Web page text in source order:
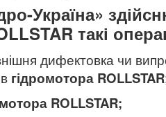
Україна»
такі
дифектовка чи
гідромотора ROLLSTAR
ROLLSTAR;